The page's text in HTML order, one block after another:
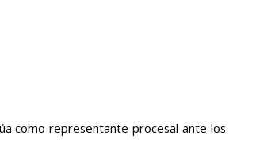
como representante procesal ante los